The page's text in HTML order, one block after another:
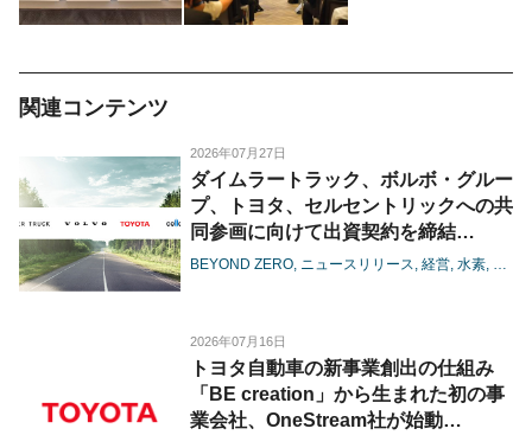
関連コンテンツ
2026年07月27日
ダイムラートラック、ボルボ・グルー
プ、トヨタ、セルセントリックへの共
同参画に向けて出資契約を締結
-燃料電池の大型商用領域における協
BEYOND ZERO ニュースリリース 経営 水素
2026年07月16日
トヨタ自動車の新事業創出の仕組み
「BE creation」から生まれた初の事
業会社、OneStream社が始動